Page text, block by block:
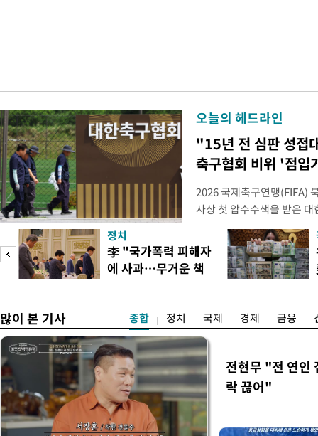
오늘의 헤드라인
"15년 전 심판 성접
축구협회 비위 '점입
2026 국제축구연맹(FIFA)
사상 첫 압수수색을 받은
거지면서 그야말로 쑥대
심판 성 접대 파문까지 파
돌이킬 수 없는 지경까지
홍명보 전 감독을 국가대
정치
李 "국가폭력 피해자
에 사과…무거운 책
많이 본 기사 종합 정치 국제 경제 금융
전현무 "전 연인
락 끊어"